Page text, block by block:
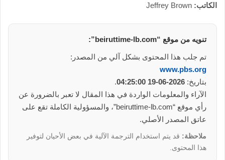
الكاتب: Jeffrey Brown
تنويه من موقع “beiruttime-lb.com”:
تم جلب هذا المحتوى بشكل آلي من المصدر:
www.pbs.org
بتاريخ: 2026-06-19 04:25:00
.
الآراء والمعلومات الواردة في هذا المقال لا تعبر بالضرورة عن
رأي موقع “beiruttime-lb.com”، والمسؤولية الكاملة تقع على
عاتق المصدر الأصلي.
ملاحظة: قد يتم استخدام الترجمة الآلية في بعض الأحيان لتوفير
هذا المحتوى.